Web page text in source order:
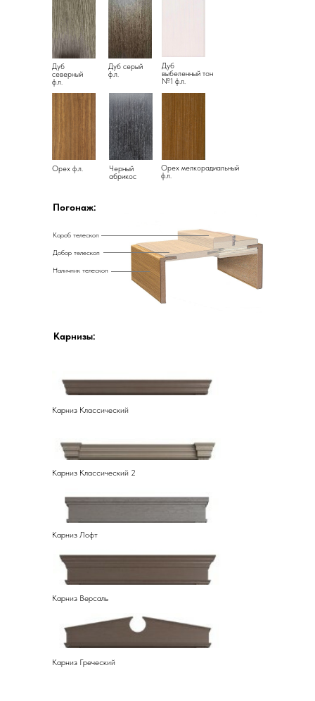
Дуб
выбеленный тон
№1 ф.л.
Дуб
северный
ф.л.
Дуб серый
ф.л.
Орех ф.л.
Орех мелкорадиальный
ф.л.
Черный
абрикос
Карнизы:
Погонаж:
Карниз Классический
Наличник телескоп
Добор телескоп
Короб телескоп
Карниз Классический 2
Карниз Лофт
Карниз Греческий
Карниз Версаль